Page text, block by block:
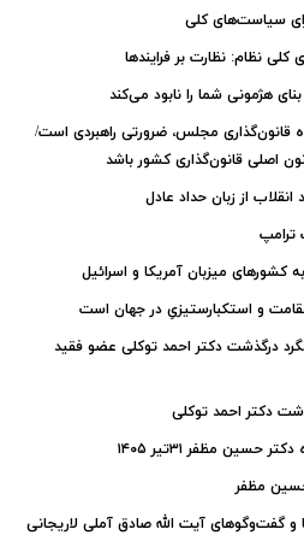
سیاست‌های کلی
نظام: نظارت بر فرایندها
هژمونی شما را نابود می‌کند
مجلس، ضرورتی راهبردی است/
اصلی قانون‌گذاری کشور باشد
از زبان حداد عادل
ترامپ
کشورهای میزبان آمریکا و اسرائیل
و استکبارستیزیِ در جهان است
درگذشت دکتر احمد توکلی عضو فقید
دکتر احمد توکلی
مظفر ۳۱تیر ۱۴۰۵
حسین مظفر
و گفت‌وگوهای آیت ‌الله صادق آملی لاریجانی